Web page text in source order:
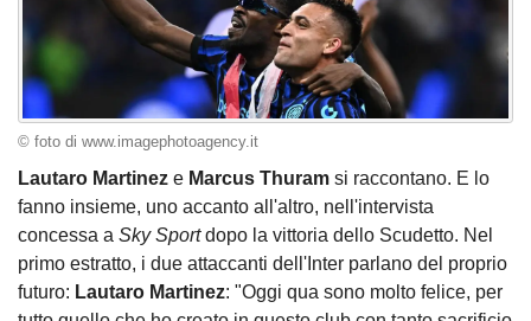
© foto di www.imagephotoagency.it
Lautaro Martinez e Marcus Thuram si raccontano. E lo
fanno insieme, uno accanto all'altro, nell'intervista
concessa a Sky Sportdopo la vittoria dello Scudetto. Nel
primo estratto, i due attaccanti dell'Inter parlano del proprio
futuro: Lautaro Martinez: "Oggi qua sono molto felice, per